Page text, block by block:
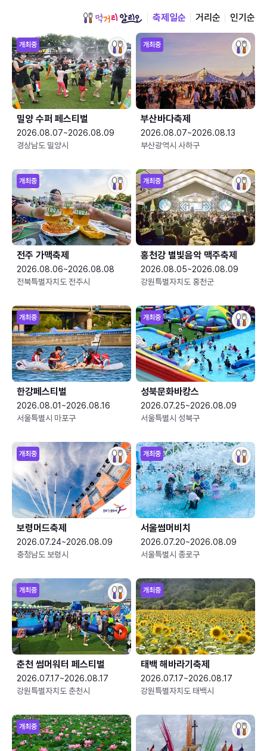
축제일순 거리순 인기순
개최중
밀양 수퍼 페스티벌
2026.08.07~2026.08.09
경상남도 밀양시
개최중
부산바다축제
2026.08.07~2026.08.13
부산광역시 사하구
개최중
전주 가맥축제
2026.08.06~2026.08.08
전북특별자치도 전주시
개최중
홍천강 별빛음악 맥주축제
2026.08.05~2026.08.09
강원특별자치도 홍천군
개최중
한강페스티벌
2026.08.01~2026.08.16
서울특별시 마포구
개최중
성북문화바캉스
2026.07.25~2026.08.09
서울특별시 성북구
개최중
보령머드축제
2026.07.24~2026.08.09
충청남도 보령시
개최중
서울썸머비치
2026.07.20~2026.08.09
서울특별시 종로구
개최중
춘천 썸머워터 페스티벌
2026.07.17~2026.08.17
강원특별자치도 춘천시
개최중
태백 해바라기축제
2026.07.17~2026.08.17
강원특별자치도 태백시
개최중